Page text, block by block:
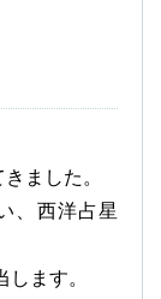
ました。
、西洋占星
ます。